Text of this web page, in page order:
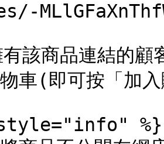
該商品連結的顧
車(即可按「加
%}